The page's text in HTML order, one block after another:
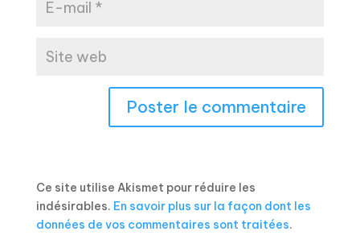
Ce site utilise Akismet pour réduire les
indésirables. En savoir plus sur la façon dont les
données de vos commentaires sont traitées.